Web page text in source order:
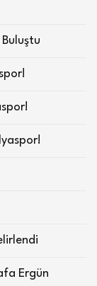
Ergün